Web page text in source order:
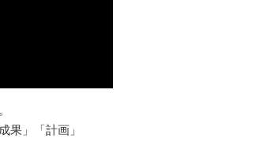
果」「計画」